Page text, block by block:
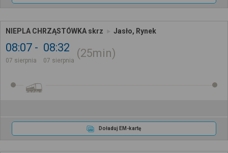
NIEPLA CHRZĄSTÓWKA skrz Jasło, Rynek
08:07
07 sierpnia
08:32
07 sierpnia
25min
Doładuj EM-kartę